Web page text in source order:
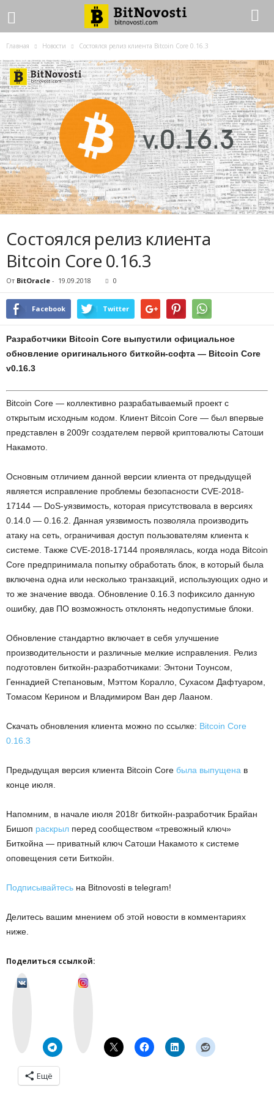
Главная Новости Состоялся релиз клиента Bitcoin Core 0.16.3
Состоялся релиз клиента
Bitcoin Core 0.16.3
От BitOracle - 19.09.2018 0
Facebook Twitter
Разработчики Bitcoin Core выпустили официальное
обновление оригинального биткойн-софта — Bitcoin Core
v0.16.3
Bitcoin Core — коллективно разрабатываемый проект с
открытым исходным кодом. Клиент Bitcoin Core — был впервые
представлен в 2009г создателем первой криптовалюты Сатоши
Накамото.
Основным отличием данной версии клиента от предыдущей
является исправление проблемы безопасности CVE-2018-
17144 — DoS-уязвимость, которая присутствовала в версиях
0.14.0 — 0.16.2. Данная уязвимость позволяла производить
атаку на сеть, ограничивая доступ пользователям клиента к
системе. Также CVE-2018-17144 проявлялась, когда нода Bitcoin
Core предпринимала попытку обработать блок, в который была
включена одна или несколько транзакций, использующих одно и
то же значение ввода. Обновление 0.16.3 пофиксило данную
ошибку, дав ПО возможность отклонять недопустимые блоки.
Обновление стандартно включает в себя улучшение
производительности и различные мелкие исправления. Релиз
подготовлен биткойн-разработчиками: Энтони Тоунсом,
Геннадией Степановым, Мэттом Коралло, Сухасом Дафтуаром,
Томасом Керином и Владимиром Ван дер Лааном.
Скачать обновления клиента можно по ссылке: Bitcoin Core
0.16.3
Предыдущая версия клиента Bitcoin Core была выпущена в
конце июля.
Напомним, в начале июля 2018г биткойн-разработчик Брайан
Бишоп раскрыл перед сообществом «тревожный ключ»
Биткойна — приватный ключ Сатоши Накамото к системе
оповещения сети Биткойн.
Подписывайтесь на Bitnovosti в telegram!
Делитесь вашим мнением об этой новости в комментариях
ниже.
Поделиться ссылкой:
Ещё